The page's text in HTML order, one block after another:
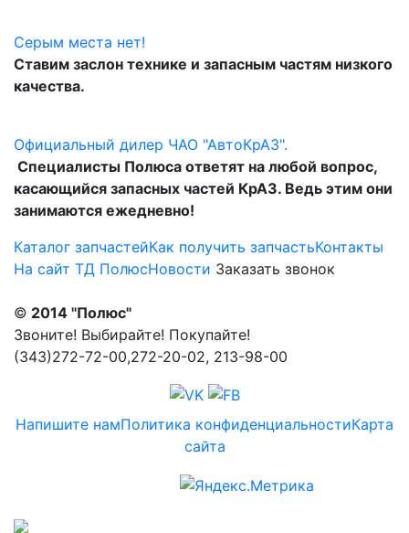
Серым места нет!
Ставим заслон технике и запасным частям низкого
качества.
Официальный дилер ЧАО "АвтоКрАЗ".
Специалисты Полюса ответят на любой вопрос,
касающийся запасных частей КрАЗ. Ведь этим они
занимаются ежедневно!
Каталог запчастейКак получить запчастьКонтакты
На сайт ТД ПолюсНовости Заказать звонок
© 2014 "Полюс"
Звоните! Выбирайте! Покупайте!
(343)272-72-00,272-20-02, 213-98-00
Напишите намПолитика конфиденциальностиКарта
сайта